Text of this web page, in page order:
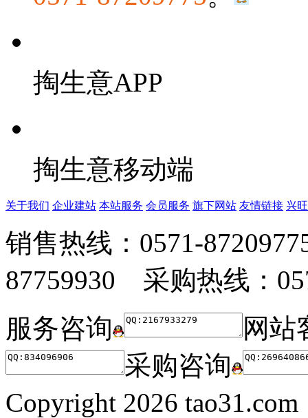
掏生意APP
掏生意移动端
关于我们 企业建站 本站服务 会员服务 旗下网站 友情链接 兴
销售热线：0571-
87759930 采购热线：
服务咨询
网站
采购咨询
Copyright 2026